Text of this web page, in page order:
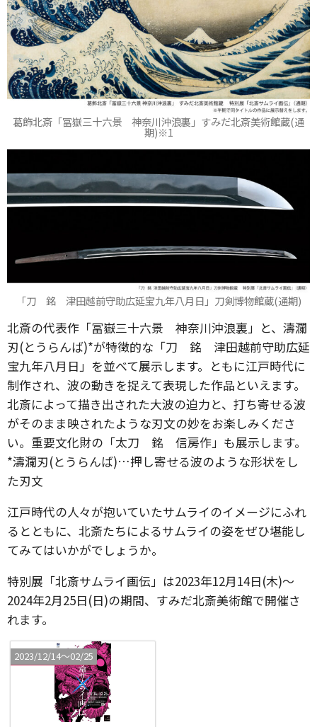
葛飾北斎「冨嶽三十六景 神奈川沖浪裏」すみだ北斎美術館蔵(通
期)※1
「刀 銘 津田越前守助広延宝九年八月日」刀剣博物館蔵(通期)
北斎の代表作「冨嶽三十六景 神奈川沖浪裏」と、濤瀾
刃(とうらんば)*が特徴的な「刀 銘 津田越前守助広延
宝九年八月日」を並べて展示します。ともに江戸時代に
制作され、波の動きを捉えて表現した作品といえます。
北斎によって描き出された大波の迫力と、打ち寄せる波
がそのまま映されたような刃文の妙をお楽しみくださ
い。重要文化財の「太刀 銘 信房作」も展示します。
*濤瀾刃(とうらんば)…押し寄せる波のような形状をし
た刃文
江戸時代の人々が抱いていたサムライのイメージにふれ
るとともに、北斎たちによるサムライの姿をぜひ堪能し
てみてはいかがでしょうか。
特別展「北斎サムライ画伝」は2023年12月14日(木)〜
2024年2月25日(日)の期間、すみだ北斎美術館で開催さ
れます。
2023/12/14〜02/25